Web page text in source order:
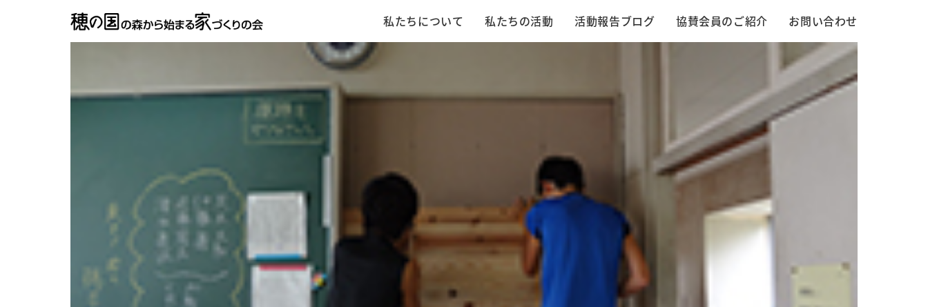
私たちについて 私たちの活動 活動報告ブログ 協賛会員のご紹介 お問い合わせ